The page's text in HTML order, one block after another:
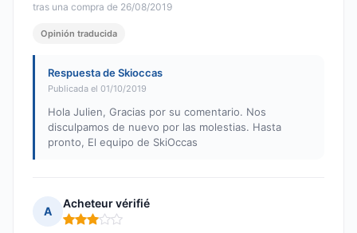
tras una compra de 26/08/2019
Opinión traducida
Respuesta de Skioccas
Publicada el 01/10/2019
Hola Julien, Gracias por su comentario. Nos
disculpamos de nuevo por las molestias. Hasta
pronto, El equipo de SkiOccas
A
Acheteur vérifié
Nota: 3 de 5